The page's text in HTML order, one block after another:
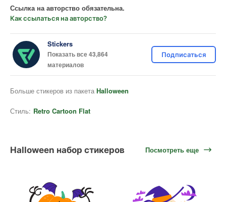
Ссылка на авторство обязательна.
Как ссылаться на авторство?
Stickers
Показать все 43,864
материалов
Подписаться
Больше стикеров из пакета Halloween
Стиль: Retro Cartoon Flat
Halloween набор стикеров Посмотреть еще